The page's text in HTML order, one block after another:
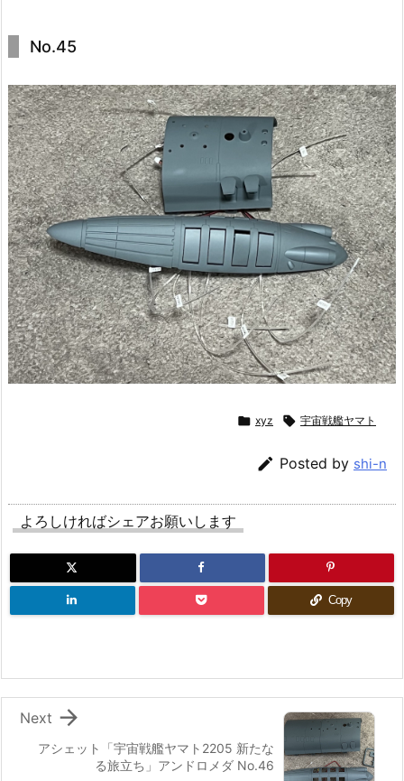
No.45
 xyz  宇宙戦艦ヤマト
 Posted by shi-n
よろしければシェアお願いします
Copy
アシェット「宇宙戦艦ヤマト2205 新たな
る旅立ち」アンドロメダ No.46

Next